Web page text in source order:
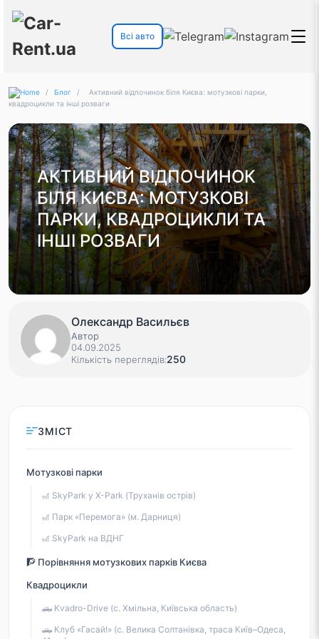
Всі авто
/ Блог /
Активний відпочинок біля Києва: мотузкові парки,
квадроцикли та інші розваги
АКТИВНИЙ ВІДПОЧИНОК
БІЛЯ КИЄВА: МОТУЗКОВІ
ПАРКИ, КВАДРОЦИКЛИ ТА
ІНШІ РОЗВАГИ
Олександр Васильєв
Автор
04.09.2025
Кількість переглядів:250
ЗМІСТ
Мотузкові парки
🎢 SkyPark у X-Park (Труханів острів)
🎢 Парк «Перемога» (м. Дарниця)
🎢 SkyPark на ВДНГ
🧗 Порівняння мотузкових парків Києва
Квадроцикли
🛻 Kvadro-Drive (с. Хмільна, Київська область)
🛻 Клуб «Гасай!» (с. Велика Солтанівка, траса Київ–Одеса,